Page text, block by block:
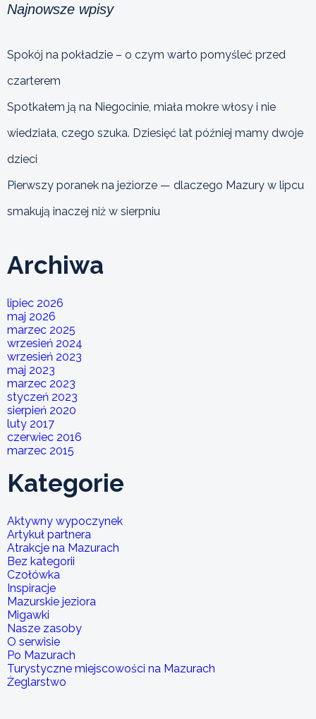
Najnowsze wpisy
Spokój na pokładzie – o czym warto pomyśleć przed
czarterem
Spotkałem ją na Niegocinie, miała mokre włosy i nie
wiedziała, czego szuka. Dziesięć lat później mamy dwoje
dzieci
Pierwszy poranek na jeziorze — dlaczego Mazury w lipcu
smakują inaczej niż w sierpniu
Archiwa
lipiec 2026
maj 2026
marzec 2025
wrzesień 2024
wrzesień 2023
maj 2023
marzec 2023
styczeń 2023
sierpień 2020
luty 2017
czerwiec 2016
marzec 2015
Kategorie
Aktywny wypoczynek
Artykuł partnera
Atrakcje na Mazurach
Bez kategorii
Czołówka
Inspiracje
Mazurskie jeziora
Migawki
Nasze zasoby
O serwisie
Po Mazurach
Turystyczne miejscowości na Mazurach
Żeglarstwo